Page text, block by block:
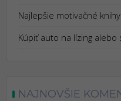
Najlepšie motivačné knihy
Kúpiť auto na lízing
NAJNOVŠIE